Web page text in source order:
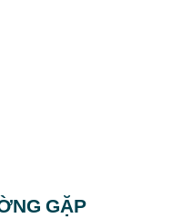
GẶP